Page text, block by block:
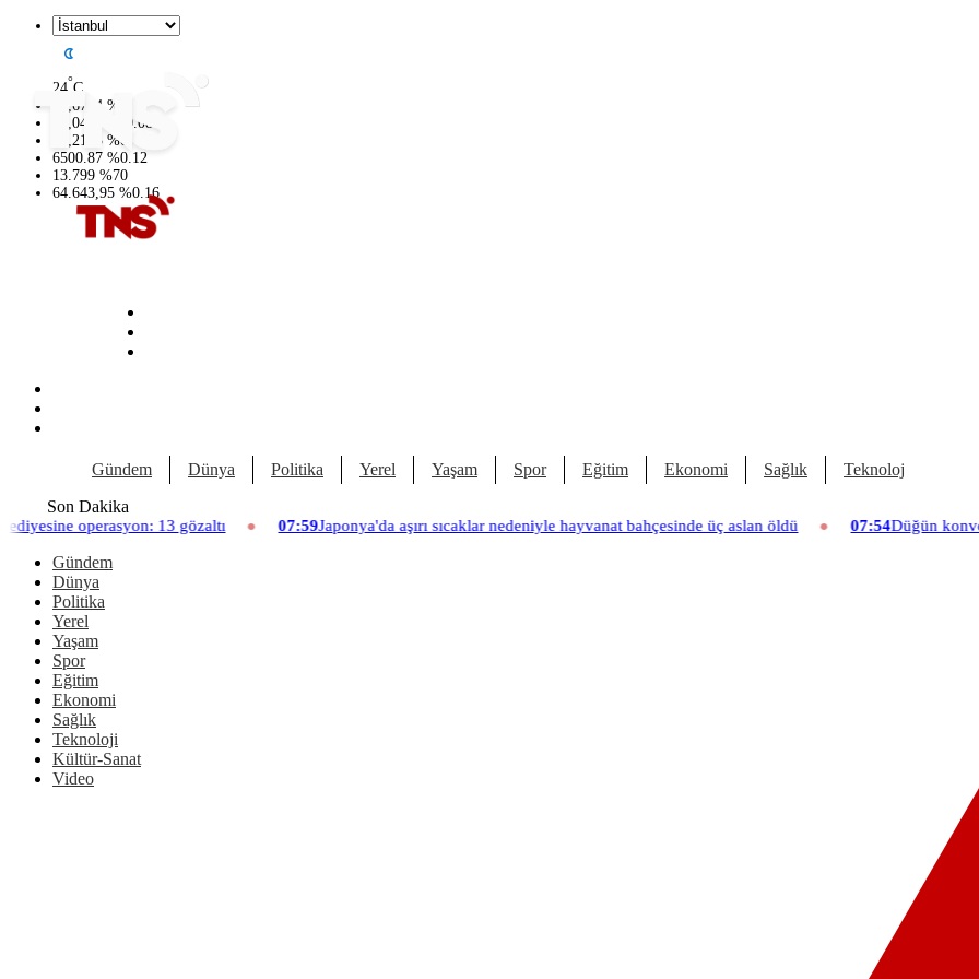
24°C
47,6704 %
55,0406
-0.08
64,2143 %0
6500.87 %0.12
13.799 %70
64.643,95 %0.16
Gündem Dünya Politika Yerel Yaşam Spor Eğitim Ekonomi Sağlık Teknoloji
Son Dakika
13 gözaltı 07:59Japonya'da aşırı sıcaklar nedeniyle hayvanat bahçesinde üç aslan öldü 07:54Düğün konvoyuna ağır fatura:
Gündem
Dünya
Politika
Yerel
Yaşam
Spor
Eğitim
Ekonomi
Sağlık
Teknoloji
Kültür-Sanat
Video